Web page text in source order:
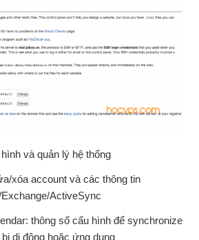
và quản lý hệ thống
xóa account và các thông tin
ActiveSync
thông số cấu hình để synchronize
di động hoặc ứng dụng